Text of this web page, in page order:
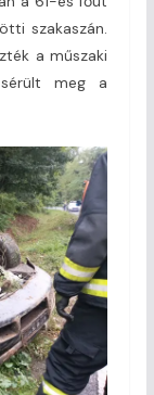
szakaszán.
a műszaki
meg a